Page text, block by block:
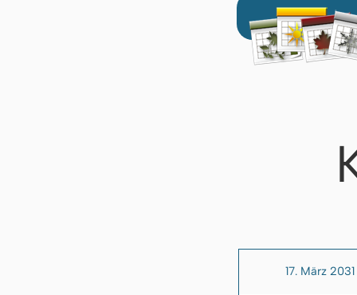
17. März 2031